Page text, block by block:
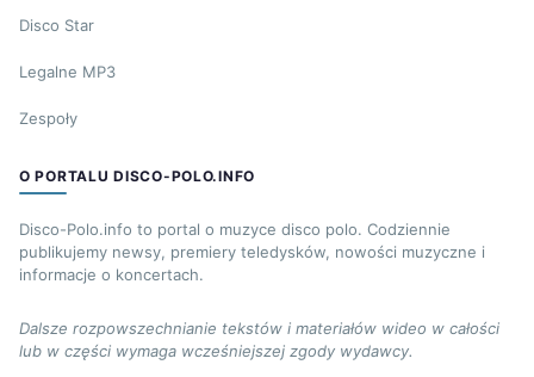
Disco Star
Legalne MP3
Zespoły
O PORTALU DISCO-POLO.INFO
Disco-Polo.info to portal o muzyce disco polo. Codziennie
publikujemy newsy, premiery teledysków, nowości muzyczne i
informacje o koncertach.
Dalsze rozpowszechnianie tekstów i materiałów wideo w całości
lub w części wymaga wcześniejszej zgody wydawcy.